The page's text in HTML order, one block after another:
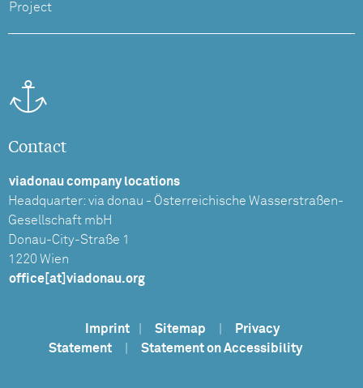
Project
Contact
viadonau company locations
Headquarter: via donau - Österreichische Wasserstraßen-
Gesellschaft mbH
Donau-City-Straße 1
1220 Wien
office[at]viadonau.org
Imprint Sitemap
Privacy
Statement
Statement on Accessibility